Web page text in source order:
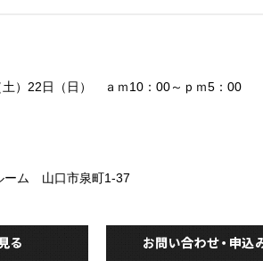
土）22日（日） ａｍ10：00～ｐｍ5：00
ーム 山口市泉町1-37